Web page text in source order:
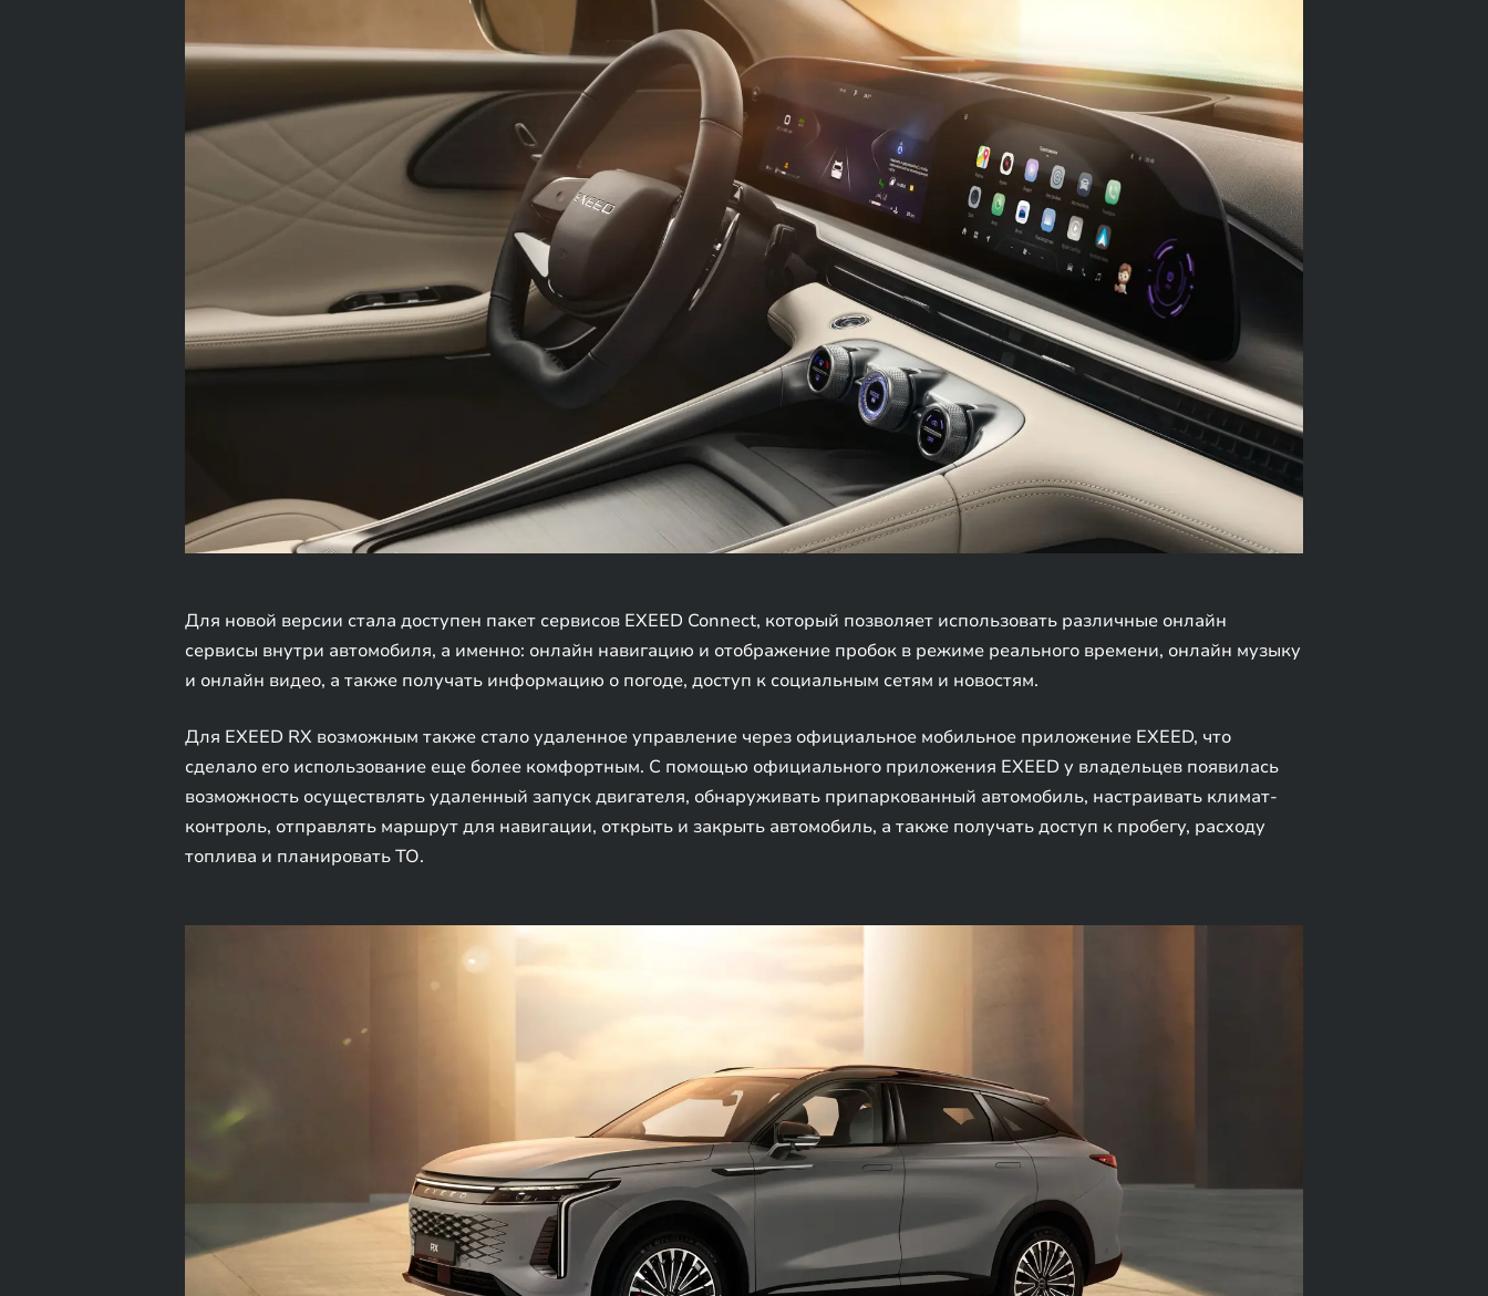
Для новой версии стала доступен пакет сервисов EXEED Connect, который позволяет использовать различные онлайн
сервисы внутри автомобиля, а именно: онлайн навигацию и отображение пробок в режиме реального времени, онлайн музыку
и онлайн видео, а также получать информацию о погоде, доступ к социальным сетям и новостям.
Для EXEED RX возможным также стало удаленное управление через официальное мобильное приложение EXEED, что
сделало его использование еще более комфортным. С помощью официального приложения EXEED у владельцев появилась
возможность осуществлять удаленный запуск двигателя, обнаруживать припаркованный автомобиль, настраивать климат-
контроль, отправлять маршрут для навигации, открыть и закрыть автомобиль, а также получать доступ к пробегу, расходу
топлива и планировать ТО.